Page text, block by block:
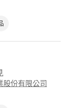
股份有限公司